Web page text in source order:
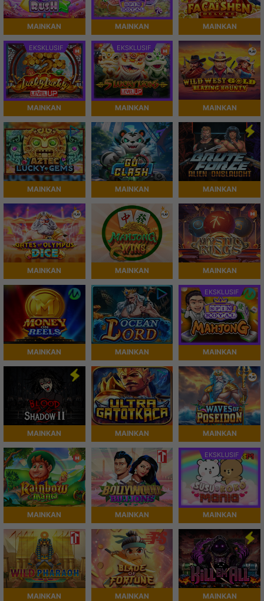
MAINKAN MAINKAN MAINKAN
EKSKLUSIF
MAINKAN
EKSKLUSIF
MAINKAN MAINKAN
MAINKAN MAINKAN MAINKAN
MAINKAN MAINKAN MAINKAN
MAINKAN MAINKAN
EKSKLUSIF
MAINKAN
MAINKAN MAINKAN MAINKAN
MAINKAN MAINKAN
EKSKLUSIF
MAINKAN
MAINKAN MAINKAN MAINKAN